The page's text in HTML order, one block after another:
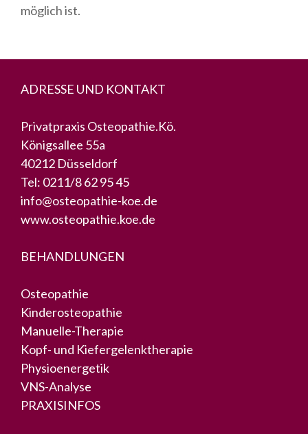
möglich ist.
ADRESSE UND KONTAKT
Privatpraxis Osteopathie.Kö.
Königsallee 55a
40212 Düsseldorf
Tel: 0211/8 62 95 45
info@osteopathie-koe.de
www.osteopathie.koe.de
BEHANDLUNGEN
Osteopathie
Kinderosteopathie
Manuelle-Therapie
Kopf- und Kiefergelenktherapie
Physioenergetik
VNS-Analyse
PRAXISINFOS